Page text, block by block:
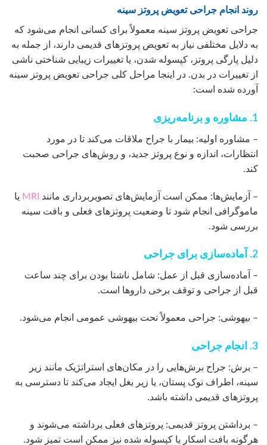
روند انجام جراحی تعویض پروتز سینه
جراحی تعویض پروتز سینه معمولاً برای کسانی انجام می‌شود که
به دلایل مختلفی نیاز به تعویض پروتزهای قدیمی دارند، از جمله به
دلیل پارگی پروتز، کپسوله شدن، یا تغییرات زیبایی شناختی ناشی
از تغییرات در بدن. در اینجا مراحل کلی جراحی تعویض پروتز سینه
آورده شده است:
1. مشاوره و برنامه‌ریزی
– مشاوره اولیه: بیمار با جراح ملاقات می‌کند تا در مورد
انتظارات، اندازه و نوع پروتز جدید، و روش‌های جراحی صحبت
کند.
– آزمایش‌ها: ممکن است آزمایش‌های تصویربرداری مانند MRI یا
ماموگرافی انجام شود تا وضعیت پروتزهای فعلی و بافت سینه
بررسی شود.
2. آماده‌سازی برای جراحی
– آماده‌سازی قبل از عمل: شامل ناشتا بودن برای چند ساعت
قبل از جراحی و توقف برخی داروها است.
– بیهوشی: جراحی معمولاً تحت بیهوشی عمومی انجام می‌شود.
3. انجام جراحی
– برش: جراح برش‌هایی را در مکان‌های استراتژیک مانند زیر
سینه، اطراف نوک پستان، یا زیر بغل ایجاد می‌کند تا دسترسی به
پروتزهای قدیمی داشته باشد.
– برداشتن پروتز قدیمی: پروتزهای فعلی برداشته می‌شوند و
هرگونه بافت اسکار یا کپسوله شده نیز ممکن است تمیز شود.